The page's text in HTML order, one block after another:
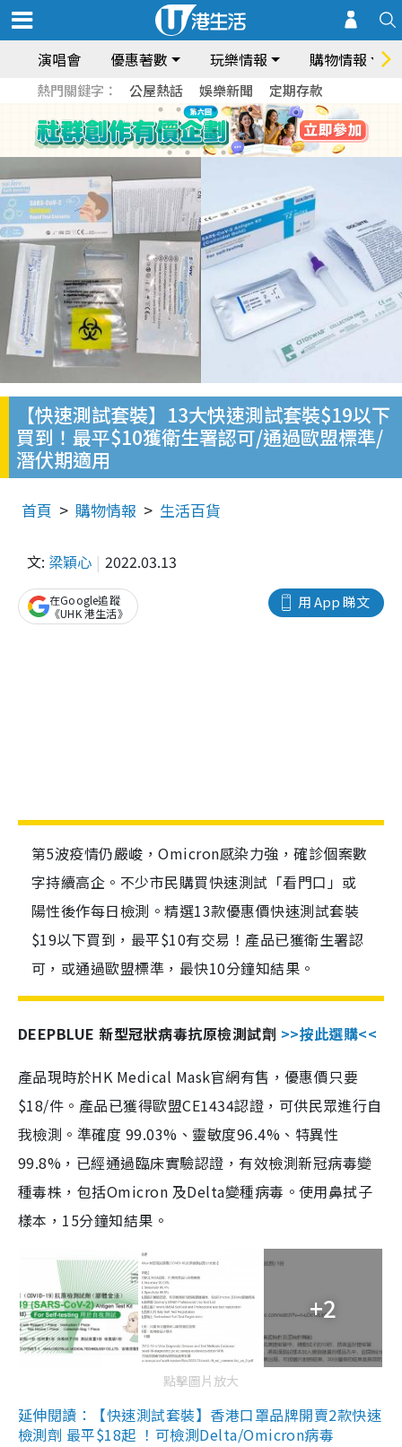
演唱會 優惠著數 玩樂情報 購物情報
熱門關鍵字： 公屋熱話 娛樂新聞 定期存款
【快速測試套裝】13大快速測試套裝$19以下
買到！最平$10獲衛生署認可/通過歐盟標準/
潛伏期適用
首頁 購物情報 生活百貨
文: 梁穎心 2022.03.13
用 App 睇文
在Google追蹤
《UHK 港生活》
第5波疫情仍嚴峻，Omicron感染力強，確診個案數
字持續高企。不少市民購買快速測試「看門口」或
陽性後作每日檢測。精選13款優惠價快速測試套裝
$19以下買到，最平$10有交易！產品已獲衛生署認
可，或通過歐盟標準，最快10分鐘知結果。
DEEPBLUE 新型冠狀病毒抗原檢測試劑 >>按此選購<<
產品現時於HK Medical Mask官網有售，優惠價只要
$18/件。產品已獲得歐盟CE1434認證，可供民眾進行自
我檢測。準確度 99.03%、靈敏度96.4%、特異性
99.8%，已經通過臨床實驗認證，有效檢測新冠病毒變
種毒株，包括Omicron 及Delta變種病毒。使用鼻拭子
樣本，15分鐘知結果。
+2
點擊圖片放大
延伸閱讀：【快速測試套裝】香港口罩品牌開賣2款快速
檢測劑 最平$18起 ！可檢測Delta/Omicron病毒